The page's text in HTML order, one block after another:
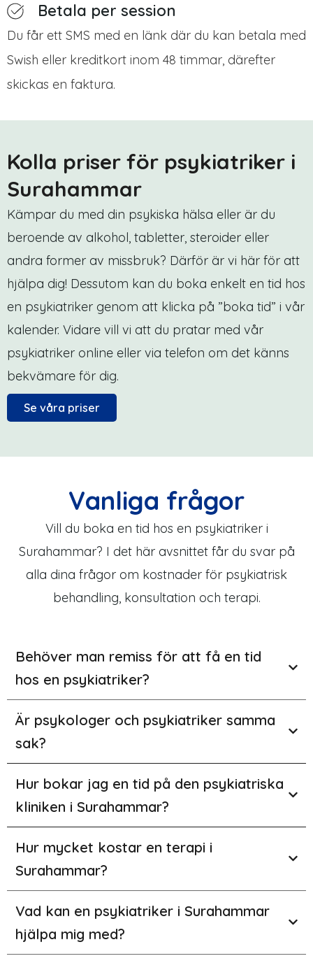
Betala per session
Du får ett SMS med en länk där du kan betala med
Swish eller kreditkort inom 48 timmar, därefter
skickas en faktura.
Kolla priser för psykiatriker i
Surahammar
Kämpar du med din psykiska hälsa eller är du
beroende av alkohol, tabletter, steroider eller
andra former av missbruk? Därför är vi här för att
hjälpa dig! Dessutom kan du boka enkelt en tid hos
en psykiatriker genom att klicka på ”boka tid” i vår
kalender. Vidare vill vi att du pratar med vår
psykiatriker online eller via telefon om det känns
bekvämare för dig.
Se våra priser
Vanliga frågor
Vill du boka en tid hos en psykiatriker i
Surahammar? I det här avsnittet får du svar på
alla dina frågor om kostnader för psykiatrisk
behandling, konsultation och terapi.
Behöver man remiss för att få en tid
hos en psykiatriker?
Är psykologer och psykiatriker samma
sak?
Hur bokar jag en tid på den psykiatriska
kliniken i Surahammar?
Hur mycket kostar en terapi i
Surahammar?
Vad kan en psykiatriker i Surahammar
hjälpa mig med?